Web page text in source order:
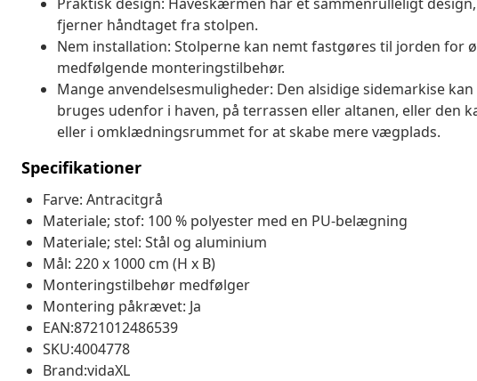
fjerner håndtaget fra stolpen.
Nem installation: Stolperne kan nemt fastgøres til jorden for
medfølgende monteringstilbehør.
Mange anvendelsesmuligheder: Den alsidige sidemarkise
bruges udenfor i haven, på terrassen eller altanen, eller den
eller i omklædningsrummet for at skabe mere vægplads.
Specifikationer
Farve: Antracitgrå
Materiale; stof: 100 % polyester med en PU-belægning
Materiale; stel: Stål og aluminium
Mål: 220 x 1000 cm (H x B)
Monteringstilbehør medfølger
Montering påkrævet: Ja
EAN:8721012486539
SKU:4004778
Brand:vidaXL